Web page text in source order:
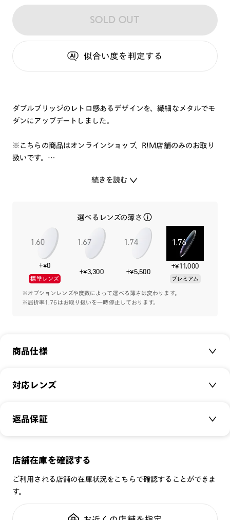
SOLD OUT
似合い度を判定する
ダブルブリッジのレトロ感あるデザインを、繊細なメタルでモ
ダンにアップデートしました。
※こちらの商品はオンラインショップ、R!M店舗のみのお取り
扱いです。
続きを読む
選べるレンズの薄さ
+¥0
標準レンズ
+¥3,300 +¥5,500
+¥11,000
プレミアム
※オプションレンズや度数によって選べる薄さは変わります。
※屈折率1.76はお取り扱いを一時停止しております。
商品仕様
商品名：
サイズ：
シリーズ： TODAY
性別： UNISEX
鼻パッド：
対応レンズ
クリアレンズ（常用・老眼鏡用）
JINS SCREEN
可視光調光UVダブルカットレンズ
可視光調光SCREEN
調光レンズ
返品保証
メガネの度数が合わなくなっても、
全国の店舗で無料フィッティング
修理のご相談もいつでもお気軽に
店舗在庫を確認する
ご利用される店舗の在庫状況をこちらで確認することができま
す。